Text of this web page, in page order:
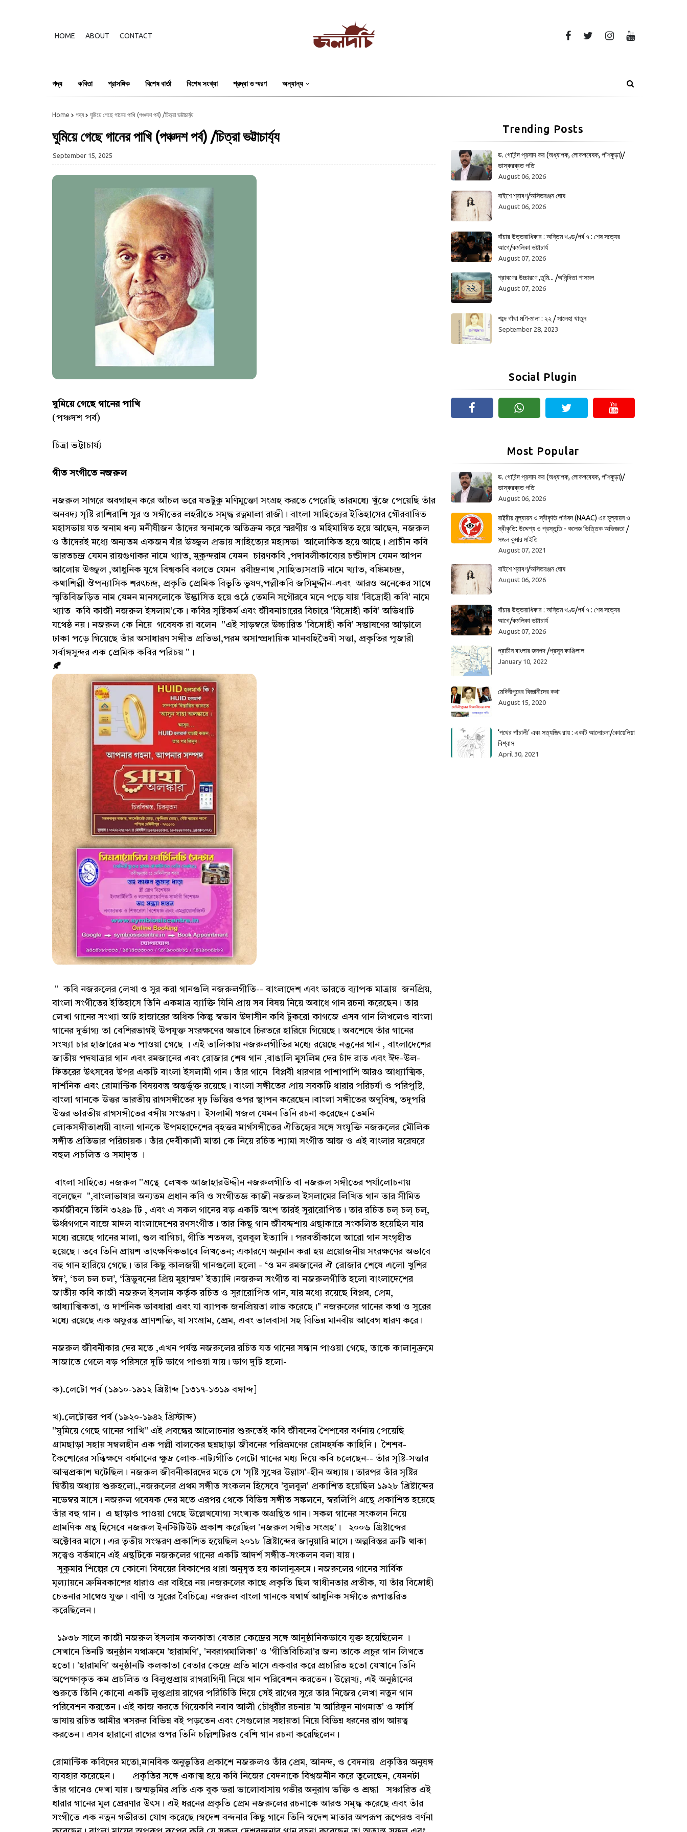
HOME ABOUT CONTACT
গদ্য কবিতা প্রাসঙ্গিক বিশেষ বার্তা বিশেষ সংখ্যা শ্রদ্ধা ও স্মরণ অন্যান্য
Home গদ্য ঘুমিয়ে গেছে গানের পাখি (পঞ্চদশ পর্ব) /চিত্রা ভট্টাচার্য্য
ঘুমিয়ে গেছে গানের পাখি (পঞ্চদশ পর্ব) /চিত্রা ভট্টাচার্য্য
September 15, 2025
ঘুমিয়ে গেছে গানের পাখি
(পঞ্চদশ পর্ব)
চিত্রা ভট্টাচার্য্য
গীত সংগীতে নজরুল
নজরুল সাগরে অবগাহন করে আঁচল ভরে যতটুকু মণিমুক্তো সংগ্রহ করতে পেরেছি তারমধ্যে খুঁজে পেয়েছি তাঁর
অনবদ্য সৃষ্টি রাশিরাশি সুর ও সঙ্গীতের লহরীতে সমৃদ্ধ রত্নমালা রাজী। বাংলা সাহিত্যের ইতিহাসের গৌরবান্বিত
মহাসভায় যত স্বনাম ধন্য মনীষীজন তাঁদের স্বনামকে অতিক্রম করে স্মরণীয় ও মহিমান্বিত হয়ে আছেন, নজরুল
ও তাঁদেরই মধ্যে অন্যতম একজন যাঁর উজ্জ্বল প্রভায় সাহিত্যের মহাসভা আলোকিত হয়ে আছে। প্রাচীন কবি
ভারতচন্দ্র যেমন রায়গুণাকর নামে খ্যাত, মুকুন্দরাম যেমন চারণকবি ,পদাবলীকাব্যের চন্ডীদাস যেমন আপন
আলোয় উজ্জ্বল ,আধুনিক যুগে বিশ্বকবি বলতে যেমন রবীন্দ্রনাথ ,সাহিত্যসম্রাট নামে খ্যাত, বঙ্কিমচন্দ্র,
কথাশিল্পী ঔপন্যাসিক শরৎচন্দ্র, প্রকৃতি প্রেমিক বিভূতি ভূষণ,পল্লীকবি জসিমুদ্দীন-এবং আরও অনেকের সাথে
স্মৃতিবিজড়িত নাম যেমন মানসলোকে উদ্ভাসিত হয়ে ওঠে তেমনি সগৌরবে মনে পড়ে যায় 'বিদ্রোহী কবি' নামে
খ্যাত কবি কাজী নজরুল ইসলাম'কে। কবির সৃষ্টিকর্ম এবং জীবনাচারের বিচারে 'বিদ্রোহী কবি' অভিধাটি
যথেষ্ঠ নয়। নজরুল কে নিয়ে গবেষক রা বলেন ''এ‌ই সাড়ম্বরে উচ্চারিত 'বিদ্রোহী কবি' সম্ভাষণের আড়ালে
ঢাকা পড়ে গিয়েছে তাঁর অসাধারণ সঙ্গীত প্রতিভা,পরম অসাম্প্রদায়িক মানবহিতৈষী সত্তা, প্রকৃতির পূজারী
সর্বাঙ্গসুন্দর এক প্রেমিক কবির পরিচয় ''।
🍂
" কবি নজরুলের লেখা ও সুর করা গানগুলি নজরুলগীতি-- বাংলাদেশ এবং ভারতে ব্যাপক মাত্রায় জনপ্রিয়,
বাংলা সংগীতের ইতিহাসে তিনি একমাত্র ব্যাক্তি যিনি প্রায় সব বিষয় নিয়ে অবাধে গান রচনা করেছেন। তার
লেখা গানের সংখ্যা আট হাজারের অধিক কিন্তু স্বভাব উদাসীন কবি টুকরো কাগজে এসব গান লিখলেও বাংলা
গানের দুর্ভাগ্য তা বেশিরভাগই উপযুক্ত সংরক্ষণের অভাবে চিরতরে হারিয়ে গিয়েছে। অবশেষে তাঁর গানের
সংখ্যা চার হাজারের মত পাওয়া গেছে । এই তালিকায় নজরুলগীতির মধ্যে রয়েছে নতুনের গান , বাংলাদেশের
জাতীয় পদযাত্রার গান এবং রমজানের এবং রোজার শেষ গান ,বাঙালি মুসলিম দের চাঁদ রাত এবং ঈদ-উল-
ফিতরের উৎসবের উপর একটি বাংলা ইসলামী গান। তাঁর গানে বিপ্লবী ধারণার পাশাপাশি আরও আধ্যাত্মিক,
দার্শনিক এবং রোমান্টিক বিষয়বস্তু অন্তর্ভুক্ত রয়েছে। বাংলা সঙ্গীতের প্রায় সবকটি ধারার পরিচর্যা ও পরিপুষ্টি,
বাংলা গানকে উত্তর ভারতীয় রাগসঙ্গীতের দৃঢ় ভিত্তির ওপর স্থাপন করেছেন।বাংলা সঙ্গীতের অণুবিশ্ব, তদুপরি
উত্তর ভারতীয় রাগসঙ্গীতের বঙ্গীয় সংস্করণ। ইসলামী গজল যেমন তিনি রচনা করেছেন তেমনি
লোকসঙ্গীতাশ্রয়ী বাংলা গানকে উপমহাদেশের বৃহত্তর মার্গসঙ্গীতের ঐতিহ্যের সঙ্গে সংযুক্তি নজরুলের মৌলিক
সঙ্গীত প্রতিভার পরিচায়ক। তাঁর দেবীকালী মাতা কে নিয়ে রচিত শ্যামা সংগীত আজ ও এই বাংলার ঘরেঘরে
বহুল প্রচলিত ও সমাদৃত ।
বাংলা সাহিত্যে নজরুল ''গ্রন্থে লেখক আজাহারউদ্দীন নজরুলগীতি বা নজরুল সঙ্গীতের পর্যালোচনায়
বলেছেন ",বাংলাভাষার অন্যতম প্রধান কবি ও সংগীতজ্ঞ কাজী নজরুল ইসলামের লিখিত গান তার সীমিত
কর্মজীবনে তিনি ৩২৪৯ টি , এবং এ সকল গানের বড় একটি অংশ তারই সুরারোপিত। তার রচিত চল্‌ চল্‌ চল্‌,
ঊর্ধ্বগগনে বাজে মাদল বাংলাদেশের রণসংগীত। তার কিছু গান জীবদ্দশায় গ্রন্থাকারে সংকলিত হয়েছিল যার
মধ্যে রয়েছে গানের মালা, গুল বাগিচা, গীতি শতদল, বুলবুল ইত্যাদি। পরবর্তীকালে আরো গান সংগৃহীত
হয়েছে। তবে তিনি প্রায়শ তাৎক্ষণিকভাবে লিখতেন; একারণে অনুমান করা হয় প্রয়োজনীয় সংরক্ষণের অভাবে
বহু গান হারিয়ে গেছে। তার কিছু কালজয়ী গানগুলো হলো - ‘ও মন রমজানের ঐ রোজার শেষে এলো খুশির
ঈদ’, ‘চল চল চল’, ‘ত্রিভুবনের প্রিয় মুহাম্মদ’ ইত্যাদি।নজরুল সংগীত বা নজরুলগীতি হলো বাংলাদেশের
জাতীয় কবি কাজী নজরুল ইসলাম কর্তৃক রচিত ও সুরারোপিত গান, যার মধ্যে রয়েছে বিপ্লব, প্রেম,
আধ্যাত্মিকতা, ও দার্শনিক ভাবধারা এবং যা ব্যাপক জনপ্রিয়তা লাভ করেছে।" নজরুলের গানের কথা ও সুরের
মধ্যে রয়েছে এক অফুরন্ত প্রাণশক্তি, যা সংগ্রাম, প্রেম, এবং ভালবাসা সহ বিভিন্ন মানবীয় আবেগ ধারণ করে।
নজরুল জীবনীকার দের মতে ,এখন পর্যন্ত নজরুলের রচিত যত গানের সন্ধান পাওয়া গেছে, তাকে কালানুক্রমে
সাজাতে গেলে বড় পরিসরে দুটি ভাগে পাওয়া যায়। ভাগ দুটি হলো-
ক).লেটো পর্ব (১৯১০-১৯১২ খ্রিষ্টাব্দ [১৩১৭-১৩১৯ বঙ্গাব্দ]
খ).লেটোত্তর পর্ব (১৯২০-১৯৪২ খ্রিস্টাব্দ)
''ঘুমিয়ে গেছে গানের পাখি'' এই প্রবন্ধের আলোচনার শুরুতেই কবি জীবনের শৈশবের বর্ণনায় পেয়েছি
গ্রামছাড়া সহায় সম্বলহীন এক পল্লী বালকের ছন্নছাড়া জীবনের পরিভ্রমণের রোমহর্ষক কাহিনি। শৈশব-
কৈশোরের সন্ধিক্ষণে বর্ধমানের ক্ষুদ্র লোক-নাট্যগীতি লেটো গানের মধ্য দিয়ে কবি চলেছেন-- তাঁর সৃষ্টি-সত্তার
আত্মপ্রকাশ ঘটেছিল। নজরুল জীবনীকারদের মতে সে 'সৃষ্টি সুখের উল্লাস'-হীন অধ্যায়। তারপর তাঁর সৃষ্টির
দ্বিতীয় অধ্যায় শুরুহলো.,নজরুলের প্রথম সঙ্গীত সংকলন হিসেবে 'বুলবুল' প্রকাশিত হয়েছিল ১৯২৮ খ্রিষ্টাব্দের
নভেম্বর মাসে। নজরুল গবেষক দের মতে এরপর থেকে বিভিন্ন সঙ্গীত সঙ্কলনে, স্বরলিপি গ্রন্থে প্রকাশিত হয়েছে
তাঁর বহু গান। এ ছাড়াও পাওয়া গেছে উল্লেখযোগ্য সংখ্যক অগ্রন্থিত গান। সকল গানের সংকলন নিয়ে
প্রামণিক গ্রন্থ হিসেবে নজরুল ইনস্টিটিউট প্রকাশ করেছিল 'নজরুল সঙ্গীত সংগ্রহ‌'। ২০০৬ খ্রিষ্টাব্দের
অক্টোবর মাসে। এর তৃতীয় সংস্করণ প্রকাশিত হয়েছিল ২০১৮ খ্রিষ্টাব্দের জানুয়ারি মাসে। অল্পবিস্তর ত্রুটি থাকা
সত্ত্বেও বর্তমানে এই গ্রন্থটিকে নজরুলের গানের একটি আদর্শ সঙ্গীত-সংকলন বলা যায়।
সুকুমার শিল্পের যে কোনো বিষয়ের বিকাশের ধারা অনুসৃত হয় কালানুক্রমে। নজরুলের গানের সার্বিক
মূল্যায়নে ক্রমিবকাশের ধারাও এর বাইরে নয়।নজরুলের কাছে প্রকৃতি ছিল স্বাধীনতার প্রতীক, যা তাঁর বিদ্রোহী
চেতনার সাথেও যুক্ত। বাণী ও সুরের বৈচিত্র্যে নজরুল বাংলা গানকে যথার্থ আধুনিক সঙ্গীতে রূপান্তরিত
করেছিলেন।
১৯৩৮ সালে কাজী নজরুল ইসলাম কলকাতা বেতার কেন্দ্রের সঙ্গে আনুষ্ঠানিকভাবে যুক্ত হয়েছিলেন ।
সেখানে তিনটি অনুষ্ঠান যথাক্রমে 'হারামণি', 'নবরাগমালিকা' ও 'গীতিবিচিত্রা'র জন্য তাকে প্রচুর গান লিখতে
হতো। 'হারামণি' অনুষ্ঠানটি কলকাতা বেতার কেন্দ্রে প্রতি মাসে একবার করে প্রচারিত হতো যেখানে তিনি
অপেক্ষাকৃত কম প্রচলিত ও বিলুপ্তপ্রায় রাগরাগিণী নিয়ে গান পরিবেশন করতেন। উল্লেখ্য, এই অনুষ্ঠানের
শুরুতে তিনি কোনো একটি লুপ্তপ্রায় রাগের পরিচিতি দিয়ে সেই রাগের সুরে তার নিজের লেখা নতুন গান
পরিবেশন করতেন। এই কাজ করতে গিয়েকবি নবাব আলী চৌধুরীর রচনায় 'ম আরিফুন নাগমাত' ও ফার্সি
ভাষায় রচিত আমীর খসরুর বিভিন্ন বই পড়তেন এবং সেগুলোর সহায়তা নিয়ে বিভিন্ন ধরনের রাগ আয়ত্ব
করতেন। এসব হারানো রাগের ওপর তিনি চল্লিশটিরও বেশি গান রচনা করেছিলেন।
রোমান্টিক কবিদের মতো,মানবিক অনুভূতির প্রকাশে নজরুলও তাঁর প্রেম, আনন্দ, ও বেদনায় প্রকৃতির অনুষঙ্গ
ব্যবহার করেছেন। প্রকৃতির সঙ্গে একাত্ম হয়ে কবি নিজের বেদনাকে বিশ্বজনীন করে তুলেছেন, যেমনটা
তাঁর গানেও দেখা যায়। জন্মভূমির প্রতি এক বুক ভরা ভালোবাসায় গভীর অনুরাগ ভক্তি ও শ্রদ্ধা সঞ্চারিত এই
ধারার গানের মূল প্রেরণার উৎস। এই ধরনের প্রকৃতি প্রেম নজরুলের রচনাকে আরও সমৃদ্ধ করেছে এবং তাঁর
সংগীতে এক নতুন গভীরতা যোগ করেছে।স্বদেশ বন্দনার কিছু গানে তিনি স্বদেশ মাতার অপরূপ রূপেরও বর্ণনা
Trending Posts
ড. গোবিন্দ প্রসাদ কর (অধ্যাপক, লোকগবেষক, পাঁশকুড়া)/
ভাস্করব্রত পতি
August 06, 2026
বাইশে শ্রাবণ/অসিতরঞ্জন ঘোষ
August 06, 2026
বাঁচার উত্তরাধিকার : অন্তিম খণ্ড/পর্ব ৭ : শেষ সত্যের
আগে/কমলিকা ভট্টাচার্য
August 07, 2026
শ্রাবণের উচ্চারণে ,তুমি... /অনিন্দিতা শাসমল
August 07, 2026
শব্দে গাঁথা মণি-মালা : ২২ / সালেহা খাতুন
September 28, 2023
Social Plugin
Most Popular
ড. গোবিন্দ প্রসাদ কর (অধ্যাপক, লোকগবেষক, পাঁশকুড়া)/
ভাস্করব্রত পতি
August 06, 2026
রাষ্ট্রীয় মূল্যায়ন ও স্বীকৃতি পরিষদ (NAAC) এর মূল্যায়ন ও
স্বীকৃতি: উদ্দেশ্য ও প্রস্তুতি - কলেজ ভিত্তিক অভিজ্ঞতা /
সজল কুমার মাইতি
August 07, 2021
বাইশে শ্রাবণ/অসিতরঞ্জন ঘোষ
August 06, 2026
বাঁচার উত্তরাধিকার : অন্তিম খণ্ড/পর্ব ৭ : শেষ সত্যের
আগে/কমলিকা ভট্টাচার্য
August 07, 2026
প্রাচীন বাংলার জনপদ /প্রসূন কাঞ্জিলাল
January 10, 2022
মেদিনীপুরের বিজ্ঞানীদের কথা
August 15, 2020
‘পথের পাঁচালী’ এবং সত্যজিৎ রায় : একটি আলোচনা/কোয়েলিয়া
বিশ্বাস
April 30, 2021